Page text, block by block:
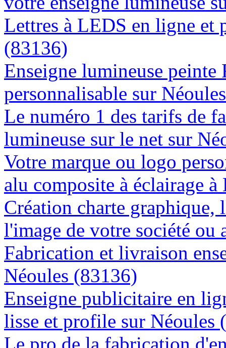
Lettres à LEDS en ligne et
(83136)
Enseigne lumineuse
personnalisable sur
Le numéro 1 des tarifs de
lumineuse sur le net sur
Votre marque ou logo
alu composite à éclairage
Création charte graphique,
l'image de votre société
Fabrication et livraison
Néoules (83136)
Enseigne publicitaire en
lisse et profile sur Néoules
Le pro de la fabrication